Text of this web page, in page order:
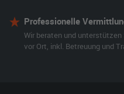
Professionelle
Wir beraten und
vor Ort, inkl. Betreuung und